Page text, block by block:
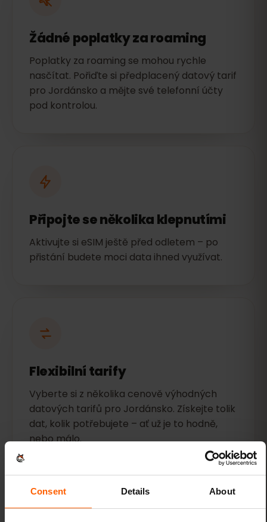
Consent Details About
Žádné poplatky za roaming
Poplatky za roaming se mohou rychle
nasčítat. Pořiďte si předplacený datový tarif
pro Jordánsko a mějte své telefonní účty
pod kontrolou.
Připojte se několika klepnutími
Aktivujte si eSIM ještě před odletem – po
přistání budete moci data ihned využívat.
Flexibilní tarify
Vyberte si z několika cenově výhodných
datových tarifů pro Jordánsko. Získejte tolik
dat, kolik potřebujete – ať už je to hodně,
nebo málo.